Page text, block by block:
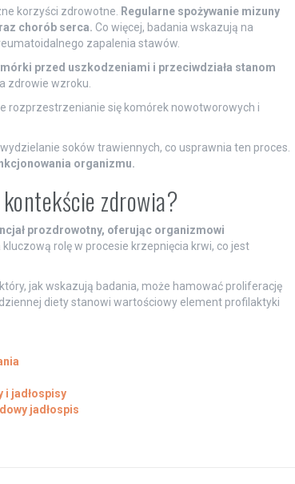
korzyści zdrowotne.
Regularne spożywanie mizuny
chorób serca. Co więcej, badania wskazują na
zapalenia stawów.
przed uszkodzeniami i przeciwdziała stanom
zdrowie wzroku.
rozprzestrzenianie się komórek nowotworowych i
soków trawiennych, co usprawnia ten proces.
organizmu.
zdrowia?
prozdrowotny, oferując organizmowi
rolę w procesie krzepnięcia krwi, co jest
jak wskazują badania, może hamować proliferację
diety stanowi wartościowy element profilaktyki
i jadłospisy
jadłospis